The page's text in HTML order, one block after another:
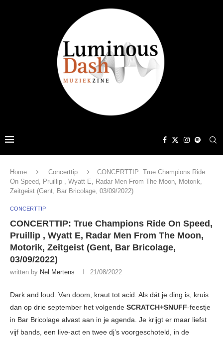
Home Concerttip
CONCERTTIP: True Champions Ride
On Speed, Pruillip , Wyatt E, Radar Men From The Moon, Motorik,
Zeitgeist (Gent, Bar Bricolage, 03/09/2022)
CONCERTTIP
CONCERTTIP: True Champions Ride On Speed,
Pruillip , Wyatt E, Radar Men From The Moon,
Motorik, Zeitgeist (Gent, Bar Bricolage,
03/09/2022)
written by Nel Mertens 21/08/2022
Dark and loud. Van doom, kraut tot acid. Als dát je ding is, kruis
dan op drie september het volgende SCRATCH+SNUFF-feestje
in Bar Bricolage alvast aan in je agenda. Je krijgt er maar liefst
vijf bands, een live-act en twee dj’s voorgeschoteld, in de